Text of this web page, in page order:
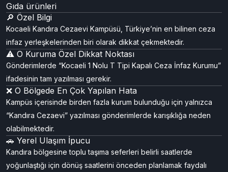
Gıda ürünleri
🔎 Özel Bilgi
Kocaeli Kandıra Cezaevi Kampüsü, Türkiye’nin en bilinen ceza
infaz yerleşkelerinden biri olarak dikkat çekmektedir.
⚠️ O Kuruma Özel Dikkat Noktası
Gönderimlerde “Kocaeli 1 Nolu T Tipi Kapalı Ceza İnfaz Kurumu”
ifadesinin tam yazılması gerekir.
❌ O Bölgede En Çok Yapılan Hata
Kampüs içerisinde birden fazla kurum bulunduğu için yalnızca
“Kandıra Cezaevi” yazılması gönderimlerde karışıklığa neden
olabilmektedir.
🚗 Yerel Ulaşım İpucu
Kandıra bölgesine toplu taşıma seferleri belirli saatlerde
yoğunlaştığı için dönüş saatlerini önceden planlamak faydalı